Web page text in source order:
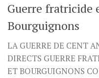
Guerre fratricide
Bourguignons
LA GUERRE DE CENT
DIRECTS GUERRE
ET BOURGUIGNONS